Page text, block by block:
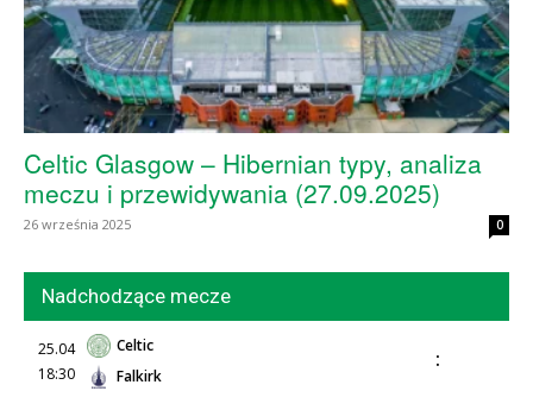
Celtic Glasgow – Hibernian typy, analiza
meczu i przewidywania (27.09.2025)
26 września 2025 0
Nadchodzące mecze
25.04
18:30
Celtic
Falkirk
: